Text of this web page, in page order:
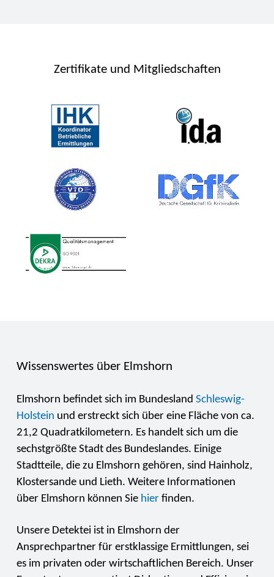
Zertifikate und Mitgliedschaften
Wissenswertes über Elmshorn
Elmshorn befindet sich im Bundesland Schleswig-
Holstein und erstreckt sich über eine Fläche von ca.
21,2 Quadratkilometern. Es handelt sich um die
sechstgrößte Stadt des Bundeslandes. Einige
Stadtteile, die zu Elmshorn gehören, sind Hainholz,
Klostersande und Lieth. Weitere Informationen
über Elmshorn können Sie hierfinden.
Unsere Detektei ist in Elmshorn der
Ansprechpartner für erstklassige Ermittlungen, sei
es im privaten oder wirtschaftlichen Bereich. Unser